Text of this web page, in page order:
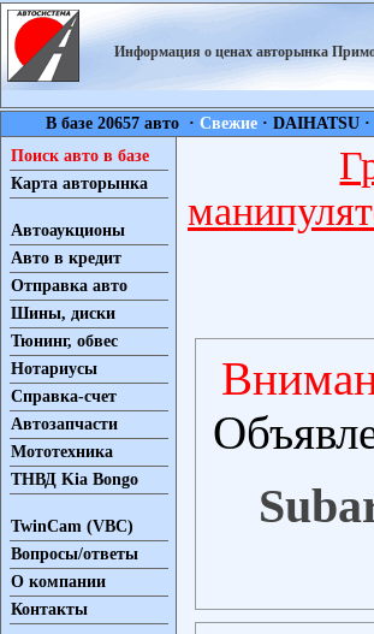
Информация о ценах авторынка
В базе 20657 авто ·Свежие ·DAIHATSU
Поиск авто в базе
Карта авторынка
Автоаукционы
Авто в кредит
Отправка авто
Шины, диски
Тюнинг, обвес
Нотариусы
Справка-счет
Автозапчасти
Мототехника
ТНВД Kia Bongo
TwinCam (VBC)
Вопросы/ответы
О компании
Контакты